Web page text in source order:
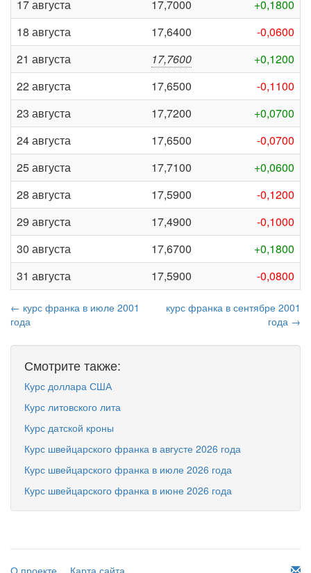
17 августа
17,7000
+0,1800
18 августа
17,6400
-0,0600
21 августа
17,7600
+0,1200
22 августа
17,6500
-0,1100
23 августа
17,7200
+0,0700
24 августа
17,6500
-0,0700
25 августа
17,7100
+0,0600
28 августа
17,5900
-0,1200
29 августа
17,4900
-0,1000
30 августа
17,6700
+0,1800
31 августа
17,5900 -0,0800
← курс франка в июле 2001
года
курс франка в сентябре 2001
года →
Смотрите также:
Курс доллара США
Курс литовского лита
Курс датской кроны
Курс швейцарского франка в августе 2026 года
Курс швейцарского франка в июле 2026 года
Курс швейцарского франка в июне 2026 года
О проекте Карта сайта